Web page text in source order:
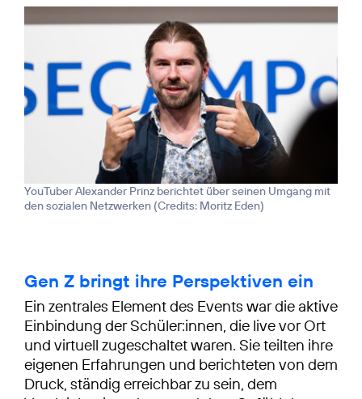
YouTuber Alexander Prinz berichtet über seinen Umgang mit
den sozialen Netzwerken (Credits: Moritz Eden)
Gen Z bringt ihre Perspektiven ein
Ein zentrales Element des Events war die aktive
Einbindung der Schüler:innen, die live vor Ort
und virtuell zugeschaltet waren. Sie teilten ihre
eigenen Erfahrungen und berichteten von dem
Druck, ständig erreichbar zu sein, dem